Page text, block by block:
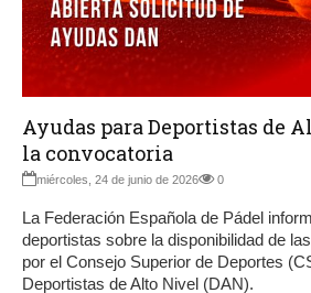
Ayudas para Deportistas de
la convocatoria
miércoles, 24 de junio de 2026 0
La Federación Española de Pádel
deportistas sobre la disponibilidad de
por el Consejo Superior de Deportes
Deportistas de Alto Nivel (DAN).